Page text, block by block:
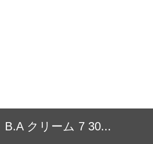
B.A クリーム 7 30...